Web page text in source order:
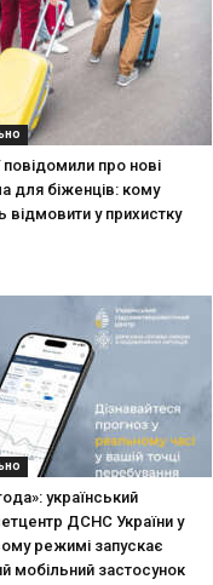
повідомили про нові
для біженців: кому
відмовити у прихистку
український
ДСНС України у
режимі запускає
мобільний застосунок